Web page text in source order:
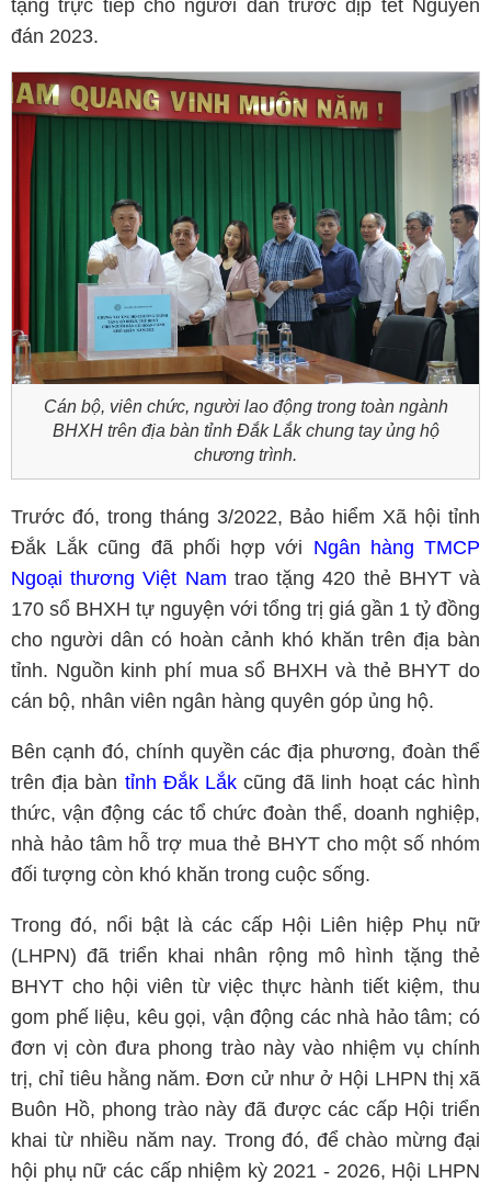
tặng trực tiếp cho người dân trước dịp tết Nguyên
đán 2023.
Cán bộ, viên chức, người lao động trong toàn ngành
BHXH trên địa bàn tỉnh Đắk Lắk chung tay ủng hộ
chương trình.
Trước đó, trong tháng 3/2022, Bảo hiểm Xã hội tỉnh
Đắk Lắk cũng đã phối hợp với Ngân hàng TMCP
Ngoại thương Việt Nam trao tặng 420 thẻ BHYT và
170 sổ BHXH tự nguyện với tổng trị giá gần 1 tỷ đồng
cho người dân có hoàn cảnh khó khăn trên địa bàn
tỉnh. Nguồn kinh phí mua sổ BHXH và thẻ BHYT do
cán bộ, nhân viên ngân hàng quyên góp ủng hộ.
Bên cạnh đó, chính quyền các địa phương, đoàn thể
trên địa bàn tỉnh Đắk Lắkcũng đã linh hoạt các hình
thức, vận động các tổ chức đoàn thể, doanh nghiệp,
nhà hảo tâm hỗ trợ mua thẻ BHYT cho một số nhóm
đối tượng còn khó khăn trong cuộc sống.
Trong đó, nổi bật là các cấp Hội Liên hiệp Phụ nữ
(LHPN) đã triển khai nhân rộng mô hình tặng thẻ
BHYT cho hội viên từ việc thực hành tiết kiệm, thu
gom phế liệu, kêu gọi, vận động các nhà hảo tâm; có
đơn vị còn đưa phong trào này vào nhiệm vụ chính
trị, chỉ tiêu hằng năm. Đơn cử như ở Hội LHPN thị xã
Buôn Hồ, phong trào này đã được các cấp Hội triển
khai từ nhiều năm nay. Trong đó, để chào mừng đại
hội phụ nữ các cấp nhiệm kỳ 2021 - 2026, Hội LHPN